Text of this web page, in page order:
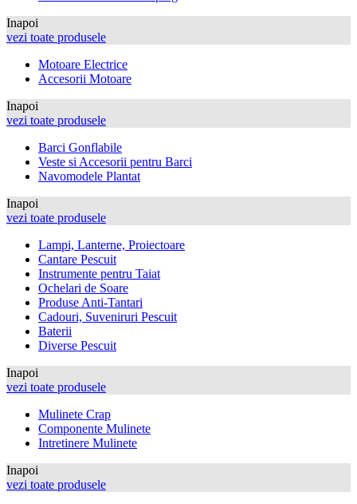
Inapoi
vezi toate produsele
Motoare Electrice
Accesorii Motoare
Inapoi
vezi toate produsele
Barci Gonflabile
Veste si Accesorii pentru Barci
Navomodele Plantat
Inapoi
vezi toate produsele
Lampi, Lanterne, Proiectoare
Cantare Pescuit
Instrumente pentru Taiat
Ochelari de Soare
Produse Anti-Tantari
Cadouri, Suveniruri Pescuit
Baterii
Diverse Pescuit
Inapoi
vezi toate produsele
Mulinete Crap
Componente Mulinete
Intretinere Mulinete
Inapoi
vezi toate produsele